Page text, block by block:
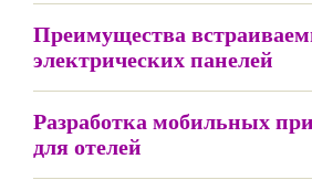
Преимущества
электрических панелей
Разработка мобильных
для отелей